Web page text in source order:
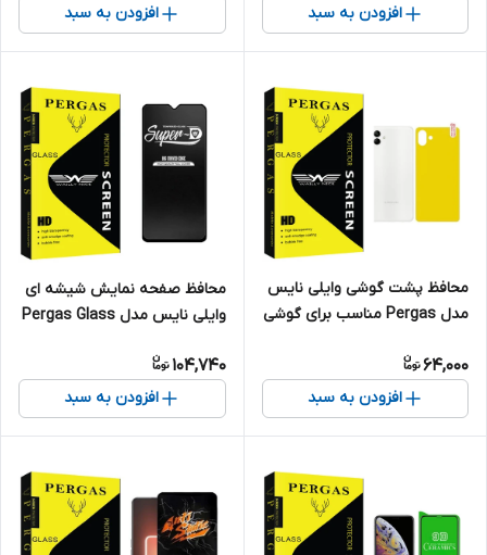
افزودن به سبد افزودن به سبد
محافظ پشت گوشی وایلی نایس
مدل Pergas مناسب برای گوشی
64,000
افزودن به سبد
محافظ صفحه نمایش شیشه ای
وایلی نایس مدل Pergas Glass
A30s \ A50s
104,740
افزودن به سبد